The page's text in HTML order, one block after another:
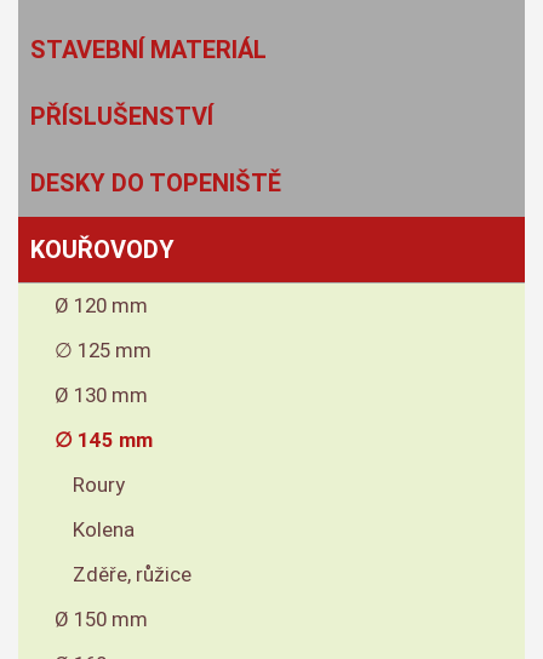
STAVEBNÍ MATERIÁL
PŘÍSLUŠENSTVÍ
DESKY DO TOPENIŠTĚ
KOUŘOVODY
Ø 120 mm
∅ 125 mm
Ø 130 mm
∅ 145 mm
Roury
Kolena
Zděře, růžice
Ø 150 mm